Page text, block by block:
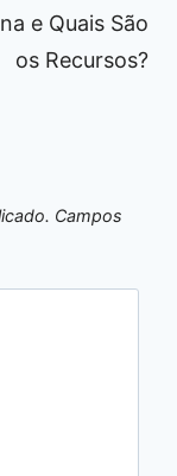
e Quais São
os Recursos?
Campos